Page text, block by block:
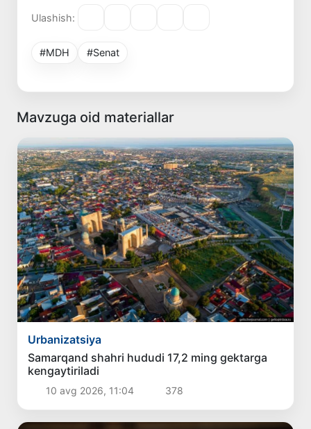
Ulashish:
#MDH #Senat
Mavzuga oid materiallar
Urbanizatsiya
Samarqand shahri hududi 17,2 ming gektarga
kengaytiriladi
10 avg 2026, 11:04 378